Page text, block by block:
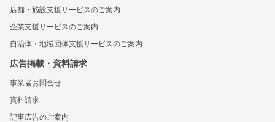
店舗・施設支援サービスのご案内
企業支援サービスのご案内
自治体・地域団体支援サービスのご案内
広告掲載・資料請求
事業者お問合せ
資料請求
記事広告のご案内